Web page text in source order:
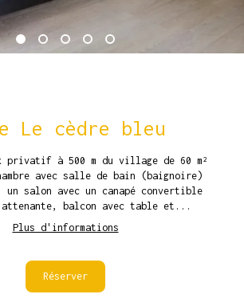
Le cèdre bleu
privatif à 500 m du village de 60 m²
avec salle de bain (baignoire)
un salon avec un canapé convertible
balcon avec table et...
Plus d'informations
Réserver